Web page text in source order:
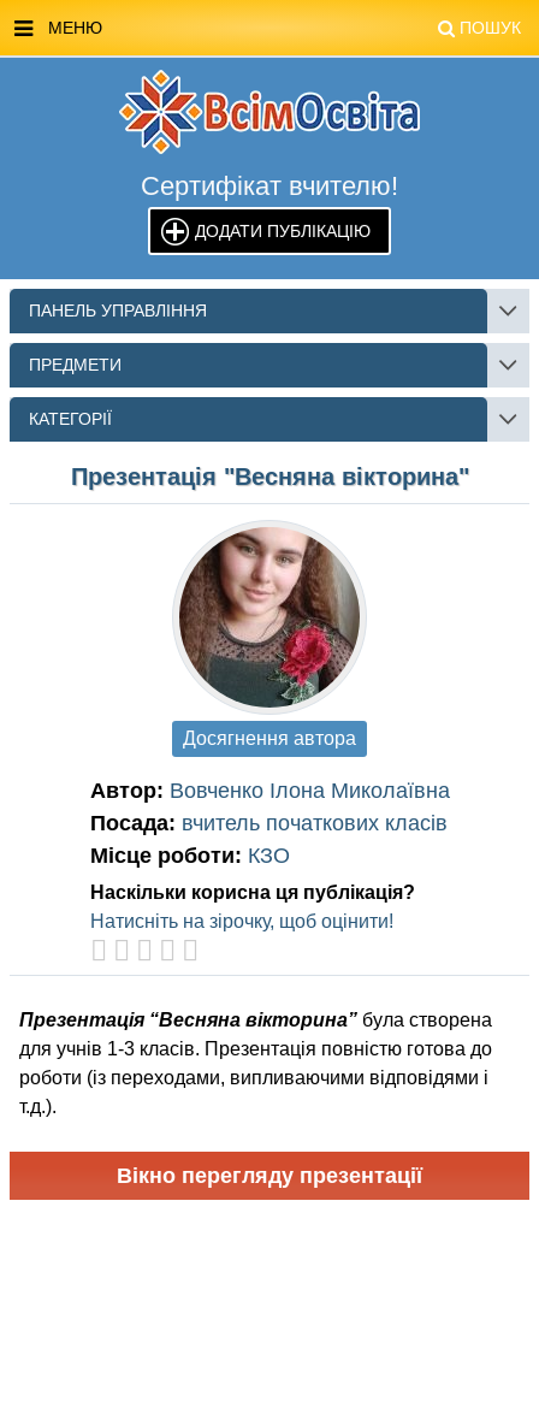
МЕНЮ ПОШУК
МАГАЗИН ВСІМОСВІТА
СТЕНДИ ВСІМОСВІТА
РЕКЛАМА НА САЙТІ
КОНТАКТИ
ПОШУК
Сертифікат вчителю!
ДОДАТИ ПУБЛІКАЦІЮ
ПАНЕЛЬ УПРАВЛІННЯ
ПРЕДМЕТИ
КАТЕГОРІЇ
Презентація "Весняна вікторина"
Автор: Вовченко Ілона Миколаївна
Посада: вчитель початкових класів
Місце роботи: КЗО
Наскільки корисна ця публікація?
Натисніть на зірочку, щоб оцінити!
Досягнення автора
Презентація “Весняна вікторина” була створена
для учнів 1-3 класів. Презентація повністю готова до
роботи (із переходами, випливаючими відповідями і
т.д.).
Вікно перегляду презентації